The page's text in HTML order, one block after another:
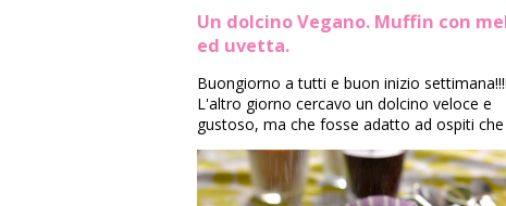
Un dolcino Vegano. Muffin con
ed uvetta.
Buongiorno a tutti e buon inizio
L'altro giorno cercavo un dolcino veloce e
gustoso, ma che fosse adatto ad ospiti che